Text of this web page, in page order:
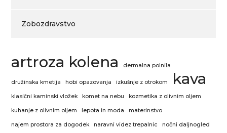
Zobozdravstvo
artroza kolena dermalna polnila
družinska kmetija hobi opazovanja izkušnje z otrokom kava
klasični kaminski vložek komet na nebu kozmetika z olivnim oljem
kuhanje z olivnim oljem lepota in moda materinstvo
najem prostora za dogodek naravni videz trepalnic nočni daljnogled